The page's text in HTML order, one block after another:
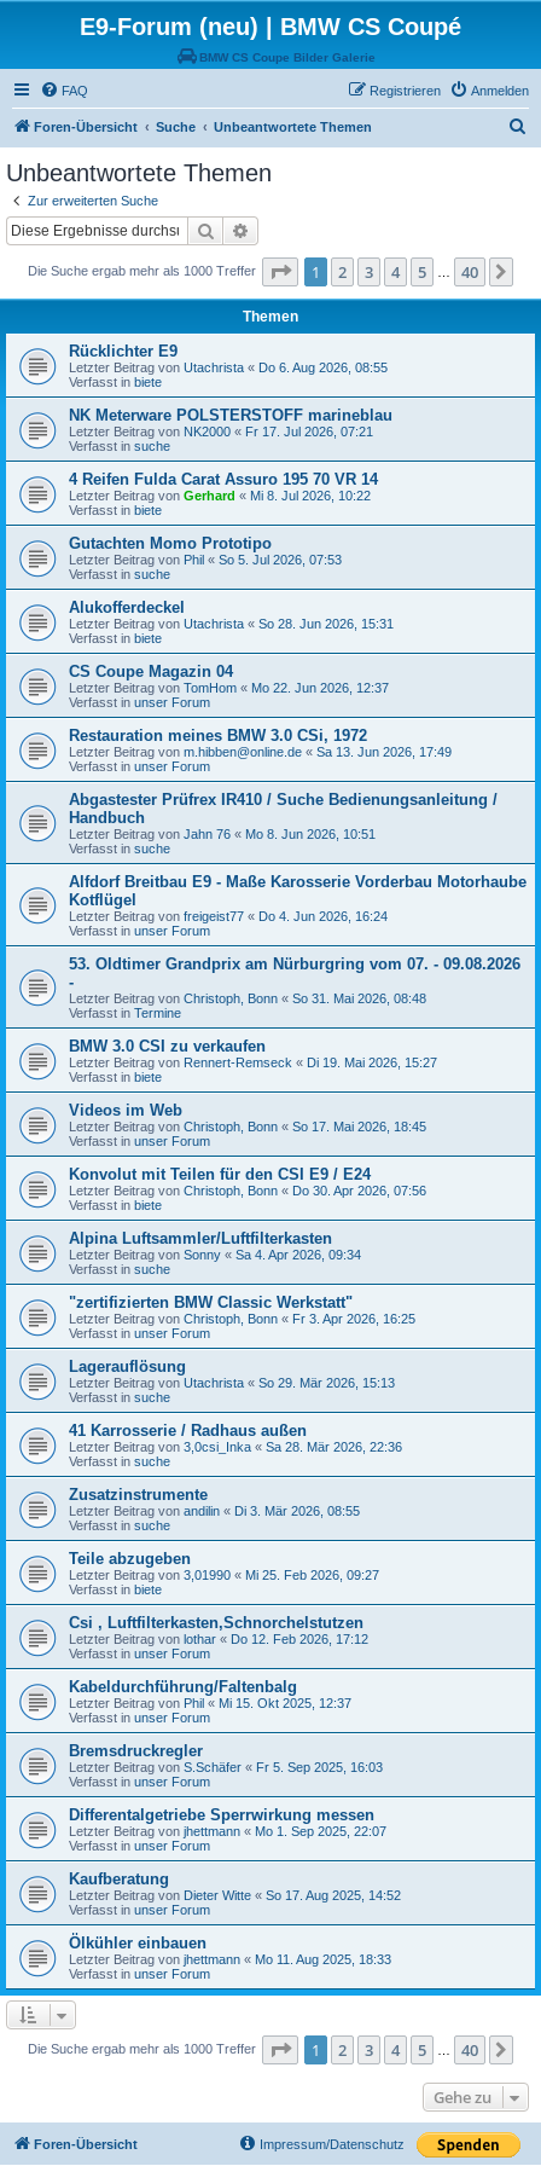
E9-Forum (neu) | BMW CS Coupé
BMW CS Coupe Bilder Galerie
FAQ Anmelden
Registrieren
Foren-Übersicht Suche Unbeantwortete Themen
Unbeantwortete Themen
Zur erweiterten Suche
Suche
Die Suche ergab mehr als 1000 Treffer Seite 1von 40
1 2 3 4 5 40
Themen
Rücklichter E9
Letzter Beitrag von Utachrista « Do 6. Aug 2026, 08:55
Verfasst in biete
NK Meterware POLSTERSTOFF marineblau
Letzter Beitrag von NK2000 « Fr 17. Jul 2026, 07:21
Verfasst in suche
4 Reifen Fulda Carat Assuro 195 70 VR 14
Letzter Beitrag von Gerhard « Mi 8. Jul 2026, 10:22
Verfasst in biete
Gutachten Momo Prototipo
Letzter Beitrag von Phil « So 5. Jul 2026, 07:53
Verfasst in suche
Alukofferdeckel
Letzter Beitrag von Utachrista « So 28. Jun 2026, 15:31
Verfasst in biete
CS Coupe Magazin 04
Letzter Beitrag von TomHom « Mo 22. Jun 2026, 12:37
Verfasst in unser Forum
Restauration meines BMW 3.0 CSi, 1972
Letzter Beitrag von m.hibben@online.de « Sa 13. Jun 2026, 17:49
Verfasst in unser Forum
Abgastester Prüfrex IR410 / Suche Bedienungsanleitung /
Handbuch
Letzter Beitrag von Jahn 76 « Mo 8. Jun 2026, 10:51
Verfasst in suche
Alfdorf Breitbau E9 - Maße Karosserie Vorderbau Motorhaube
Kotflügel
Letzter Beitrag von freigeist77 « Do 4. Jun 2026, 16:24
Verfasst in unser Forum
53. Oldtimer Grandprix am Nürburgring vom 07. - 09.08.2026
-
Letzter Beitrag von Christoph, Bonn « So 31. Mai 2026, 08:48
Verfasst in Termine
BMW 3.0 CSI zu verkaufen
Letzter Beitrag von Rennert-Remseck « Di 19. Mai 2026, 15:27
Verfasst in biete
Videos im Web
Letzter Beitrag von Christoph, Bonn « So 17. Mai 2026, 18:45
Verfasst in unser Forum
Konvolut mit Teilen für den CSI E9 / E24
Letzter Beitrag von Christoph, Bonn « Do 30. Apr 2026, 07:56
Verfasst in biete
Alpina Luftsammler/Luftfilterkasten
Letzter Beitrag von Sonny « Sa 4. Apr 2026, 09:34
Verfasst in suche
"zertifizierten BMW Classic Werkstatt"
Letzter Beitrag von Christoph, Bonn « Fr 3. Apr 2026, 16:25
Verfasst in unser Forum
Lagerauflösung
Letzter Beitrag von Utachrista « So 29. Mär 2026, 15:13
Verfasst in suche
41 Karrosserie / Radhaus außen
Letzter Beitrag von 3,0csi_Inka « Sa 28. Mär 2026, 22:36
Verfasst in suche
Zusatzinstrumente
Letzter Beitrag von andilin « Di 3. Mär 2026, 08:55
Verfasst in suche
Teile abzugeben
Letzter Beitrag von 3,01990 « Mi 25. Feb 2026, 09:27
Verfasst in biete
Csi , Luftfilterkasten,Schnorchelstutzen
Letzter Beitrag von lothar « Do 12. Feb 2026, 17:12
Verfasst in unser Forum
Kabeldurchführung/Faltenbalg
Letzter Beitrag von Phil « Mi 15. Okt 2025, 12:37
Verfasst in unser Forum
Bremsdruckregler
Letzter Beitrag von S.Schäfer « Fr 5. Sep 2025, 16:03
Verfasst in unser Forum
Differentalgetriebe Sperrwirkung messen
Letzter Beitrag von jhettmann « Mo 1. Sep 2025, 22:07
Verfasst in unser Forum
Kaufberatung
Letzter Beitrag von Dieter Witte « So 17. Aug 2025, 14:52
Verfasst in unser Forum
Ölkühler einbauen
Letzter Beitrag von jhettmann « Mo 11. Aug 2025, 18:33
Verfasst in unser Forum
Die Suche ergab mehr als 1000 Treffer Seite 1von 40
1 2 3 4 5 40
Gehe zu
Foren-Übersicht Impressum/Datenschutz